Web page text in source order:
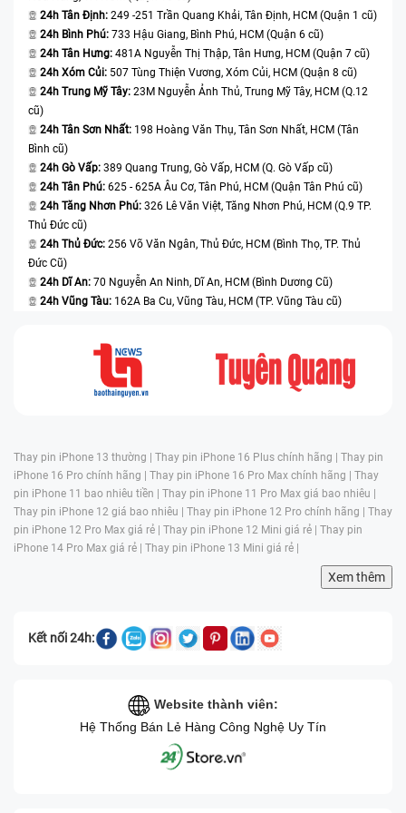
thường xuyên thì màn hình sẽ bị hỏng do trục trặc phần cứng
hoặc do việc sử dụng thường xuyên.
Lỗi sản xuất: Một sốmàn hình iPhone XS Max sẽ bị hư hỏng bởi
lỗi sản xuất nếu đó là lý do khách quan. Các lỗi về điểm chết, sọc
màn hình, màn hình không hiển thị hoặc sai màu sẽ xảy ra bởi các
Phụ kiện không chính hãng:
hoặc không phù hợp với iPhone XS Max sẽ dẫn đến hư hỏng của
màn hình và các bộ phận khác của máy.
Áp suất cao: Màn hình XS Max cũng sẽ bị hư hỏng nếu bị áp suất
cao, ví dụ như khi lên máy bay hoặc được đặt trong môi trường có
áp suất khác biệt.
Tiếp xúc với các chất độc hại: Những chất hoá học bao gồm
xăng, dầu diesel, cồn, hoặc những chất khác sẽ có tác động xấu
. Việc tiếp xúc với những chất độc
Sử dụng điện thoại trong nhiệt độ thấp:Nhiệt độ bất thường như
quá ấm hoặc quá lạnh đều sẽ khiến cho màn hình iPhone XS Max
Lão hoá:Màn hình của iPhone XS Max cũng sẽ bị hư hỏng hoặc
lão hoá theo thời gian. Màn hình cũng có thể bị mất độ tương
phản hoặc bị mờ dần sau một thời gian sử dụng.
Sự cố phần mềm:Một số sự cố phần mềm sẽ gây ra những sự cố
trên màn hình iPhone, ví dụ như những điểm đen hoặc các đường
sọc trên màn hình. Để giải quyết những sự cố trên, người dùng
XS Max
cho iPhone. Tuy nhiên, hai loại này khác nhau về quy trình sửa chữa
và chi phí. Để phân biệt giữa việc thay mặt kính và thay màn hình, sau
đây là cách phân biệt:
24h Tân Định: 249 -251 Trần Quang Khải, Tân Định, HCM (Quận 1 cũ)
24h Bình Phú: 733 Hậu Giang, Bình Phú, HCM (Quận 6 cũ)
24h Tân Hưng: 481A Nguyễn Thị Thập, Tân Hưng, HCM (Quận 7 cũ)
24h Xóm Củi: 507 Tùng Thiện Vương, Xóm Củi, HCM (Quận 8 cũ)
24h Trung Mỹ Tây: 23M Nguyễn Ảnh Thủ, Trung Mỹ Tây, HCM (Q.12
cũ)
24h Tân Sơn Nhất: 198 Hoàng Văn Thụ, Tân Sơn Nhất, HCM (Tân
Bình cũ)
24h Gò Vấp: 389 Quang Trung, Gò Vấp, HCM (Q. Gò Vấp cũ)
24h Tân Phú: 625 - 625A Âu Cơ, Tân Phú, HCM (Quận Tân Phú cũ)
24h Tăng Nhơn Phú: 326 Lê Văn Việt, Tăng Nhơn Phú, HCM (Q.9 TP.
Thủ Đức cũ)
24h Thủ Đức: 256 Võ Văn Ngân, Thủ Đức, HCM (Bình Thọ, TP. Thủ
Đức Cũ)
24h Dĩ An: 70 Nguyễn An Ninh, Dĩ An, HCM (Bình Dương Cũ)
24h Vũng Tàu: 162A Ba Cu, Vũng Tàu, HCM (TP. Vũng Tàu cũ)
Thay pin iPhone 13 thường | Thay pin iPhone 16 Plus chính hãng | Thay pin
iPhone 16 Pro chính hãng | Thay pin iPhone 16 Pro Max chính hãng | Thay
pin iPhone 11 bao nhiêu tiền | Thay pin iPhone 11 Pro Max giá bao nhiêu |
Thay pin iPhone 12 giá bao nhiêu | Thay pin iPhone 12 Pro chính hãng | Thay
pin iPhone 12 Pro Max giá rẻ | Thay pin iPhone 12 Mini giá rẻ | Thay pin
iPhone 14 Pro Max giá rẻ | Thay pin iPhone 13 Mini giá rẻ |
Xem thêm
Kết nối 24h:
Website thành viên:
Hệ Thống Bán Lẻ Hàng Công Nghệ Uy Tín